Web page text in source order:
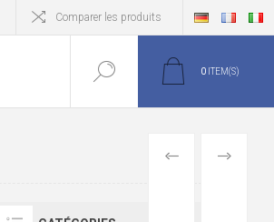
Comparer les produits
0 ITEM(S)
PREVIOUS
NEXT